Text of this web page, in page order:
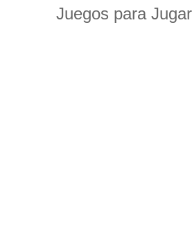
Juegos para Jugar